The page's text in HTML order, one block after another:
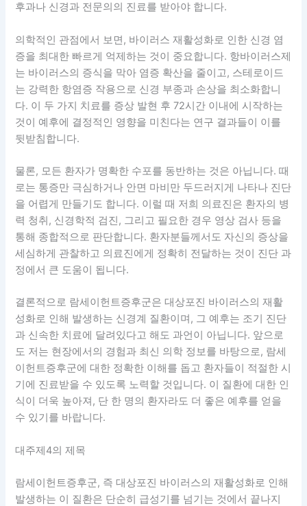
후과나 신경과 전문의의 진료를 받아야 합니다.
의학적인 관점에서 보면, 바이러스 재활성화로 인한 신경 염
증을 최대한 빠르게 억제하는 것이 중요합니다. 항바이러스제
는 바이러스의 증식을 막아 염증 확산을 줄이고, 스테로이드
는 강력한 항염증 작용으로 신경 부종과 손상을 최소화합니
다. 이 두 가지 치료를 증상 발현 후 72시간 이내에 시작하는
것이 예후에 결정적인 영향을 미친다는 연구 결과들이 이를
뒷받침합니다.
물론, 모든 환자가 명확한 수포를 동반하는 것은 아닙니다. 때
로는 통증만 극심하거나 안면 마비만 두드러지게 나타나 진단
을 어렵게 만들기도 합니다. 이럴 때 저희 의료진은 환자의 병
력 청취, 신경학적 검진, 그리고 필요한 경우 영상 검사 등을
통해 종합적으로 판단합니다. 환자분들께서도 자신의 증상을
세심하게 관찰하고 의료진에게 정확히 전달하는 것이 진단 과
정에서 큰 도움이 됩니다.
결론적으로 람세이헌트증후군은 대상포진 바이러스의 재활
성화로 인해 발생하는 신경계 질환이며, 그 예후는 조기 진단
과 신속한 치료에 달려있다고 해도 과언이 아닙니다. 앞으로
도 저는 현장에서의 경험과 최신 의학 정보를 바탕으로, 람세
이헌트증후군에 대한 정확한 이해를 돕고 환자들이 적절한 시
기에 진료받을 수 있도록 노력할 것입니다. 이 질환에 대한 인
식이 더욱 높아져, 단 한 명의 환자라도 더 좋은 예후를 얻을
수 있기를 바랍니다.
대주제4의 제목
람세이헌트증후군, 즉 대상포진 바이러스의 재활성화로 인해
발생하는 이 질환은 단순히 급성기를 넘기는 것에서 끝나지